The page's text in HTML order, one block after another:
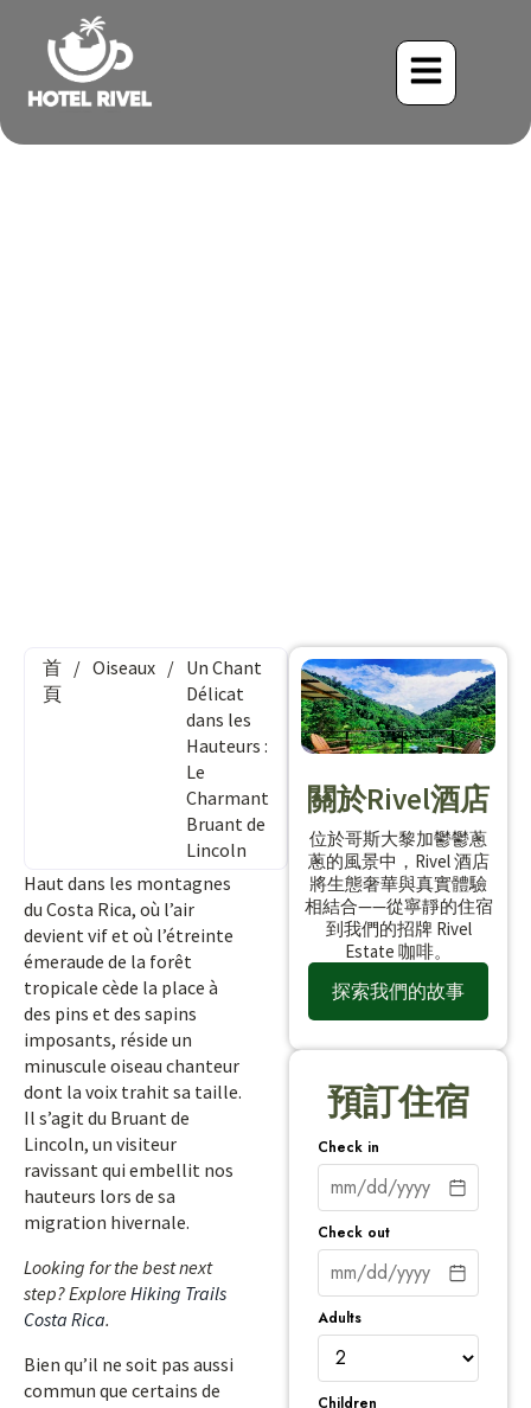
首
頁
/ Oiseaux / Un Chant
Délicat
dans les
Hauteurs :
Le
Charmant
Bruant de
Lincoln
Haut dans les montagnes
du Costa Rica, où l’air
devient vif et où l’étreinte
émeraude de la forêt
tropicale cède la place à
des pins et des sapins
imposants, réside un
minuscule oiseau chanteur
dont la voix trahit sa taille.
Il s’agit du Bruant de
Lincoln, un visiteur
ravissant qui embellit nos
hauteurs lors de sa
migration hivernale.
Looking for the best next
step? Explore Hiking Trails
Costa Rica.
Bien qu’il ne soit pas aussi
commun que certains de
關於Rivel酒店
位於哥斯大黎加鬱鬱蔥
蔥的風景中，Rivel 酒店
將生態奢華與真實體驗
相結合——從寧靜的住宿
到我們的招牌 Rivel
Estate 咖啡。
探索我們的故事
預訂住宿
Check in
Check out
Adults
Children